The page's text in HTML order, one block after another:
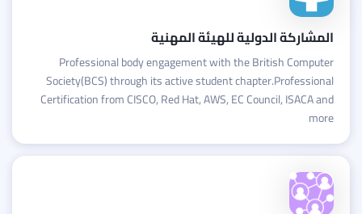
المشاركة الدولية للهيئة المهنية
Professional body engagement with the British Computer
Society(BCS) through its active student chapter.Professional
Certification from CISCO, Red Hat, AWS, EC Council, ISACA and
more